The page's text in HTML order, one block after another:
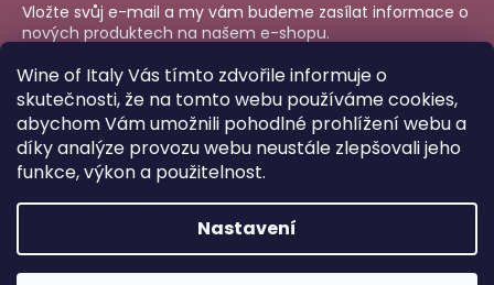
Wine of Italy Vás tímto zdvořile informuje o
skutečnosti, že na tomto webu používáme cookies,
abychom Vám umožnili pohodlné prohlížení webu a
díky analýze provozu webu neustále zlepšovali jeho
funkce, výkon a použitelnost.
Nastavení
Vložte svůj e-mail a my vám budeme zasílat informace o
nových produktech na našem e-shopu.
E-mail
PŘIHLÁSIT SE
Wine of Italy. Všechna práva vyhrazena.
Upravit nastavení cookies